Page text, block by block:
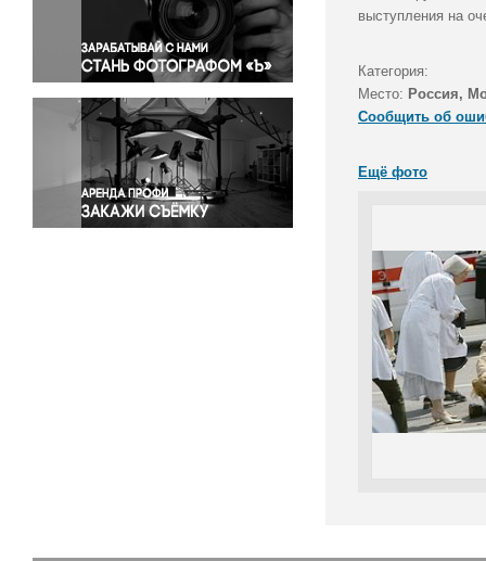
Правосудие
Происшествия и конфликты
Религия
Светская жизнь
Спорт
Экология
Экономика и бизнес
выступления на
Категория:
Место: Россия,
Сообщить об
Ещё фото